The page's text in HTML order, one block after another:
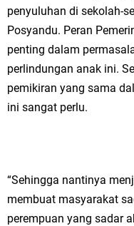
penyuluhan di sekolah-
Posyandu. Peran
penting dalam
perlindungan anak ini.
pemikiran yang sama
ini sangat perlu.
“Sehingga nantinya
membuat masyarakat
perempuan yang sadar